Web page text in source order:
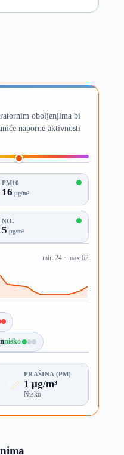
oboljenjima bi
naporne aktivnosti
PM10
16 µg/m³
NO₂
5 µg/m³
min 24 · max 62
nisko
PRAŠINA (PM)
1 µg/m³
Nisko